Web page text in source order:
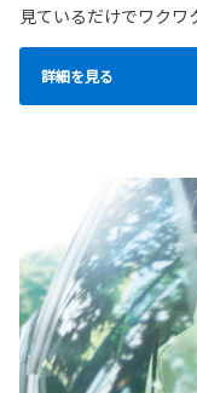
見ているだけでワクワ
詳細を見る